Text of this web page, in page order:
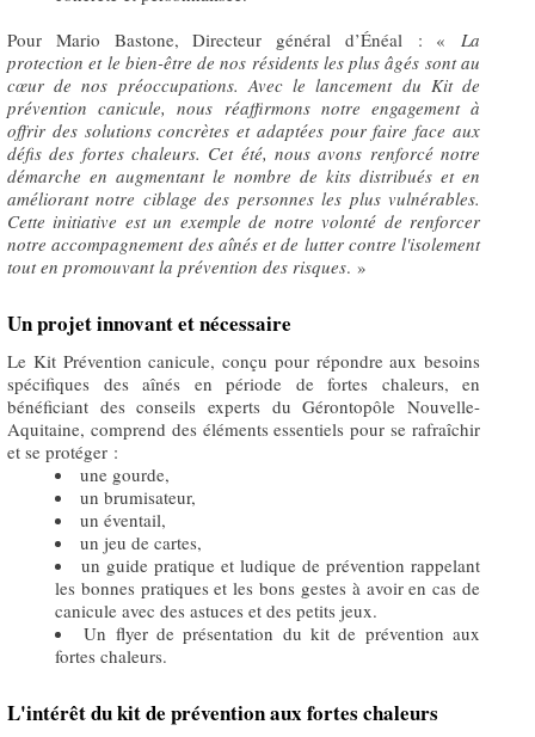
Pour Mario Bastone, Directeur général d’Énéal : « La
protection et le bien-être de nos résidents les plus âgés sont au
cœur de nos préoccupations. Avec le lancement du Kit de
prévention canicule, nous réaffirmons notre engagement à
offrir des solutions concrètes et adaptées pour faire face aux
défis des fortes chaleurs. Cet été, nous avons renforcé notre
démarche en augmentant le nombre de kits distribués et en
améliorant notre ciblage des personnes les plus vulnérables.
Cette initiative est un exemple de notre volonté de renforcer
notre accompagnement des aînés et de lutter contre l'isolement
tout en promouvant la prévention des risques. »
Un projet innovant et nécessaire
Le Kit Prévention canicule, conçu pour répondre aux besoins
spécifiques des aînés en période de fortes chaleurs, en
bénéficiant des conseils experts du Gérontopôle Nouvelle-
Aquitaine, comprend des éléments essentiels pour se rafraîchir
et se protéger :
une gourde,
un brumisateur,
un éventail,
un jeu de cartes,
un guide pratique et ludique de prévention rappelant
les bonnes pratiques et les bons gestes à avoir en cas de
canicule avec des astuces et des petits jeux.
Un flyer de présentation du kit de prévention aux
fortes chaleurs.
L'intérêt du kit de prévention aux fortes chaleurs